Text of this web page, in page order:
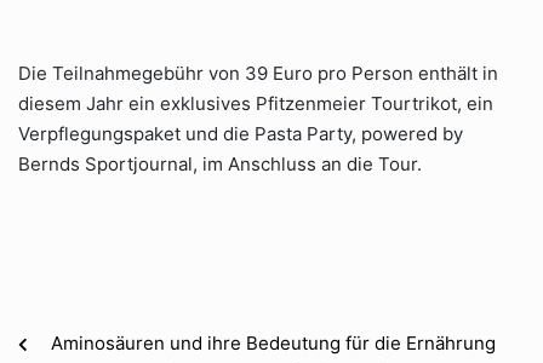
Die Teilnahmegebühr von 39 Euro pro Person enthält in
diesem Jahr ein exklusives Pfitzenmeier Tourtrikot, ein
Verpflegungspaket und die Pasta Party, powered by
Bernds Sportjournal, im Anschluss an die Tour.
Aminosäuren und ihre Bedeutung für die Ernährung